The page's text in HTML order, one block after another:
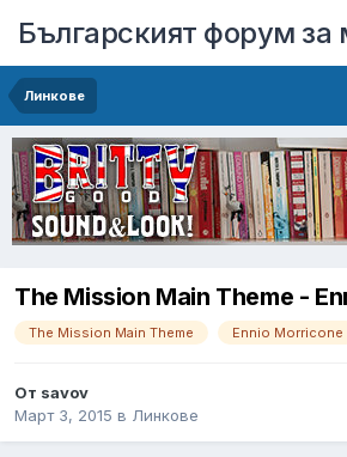
Българският форум за
Линкове
The Mission Main Theme -
The Mission Main Theme Ennio Morricone
От savov
Март 3, 2015 в Линкове